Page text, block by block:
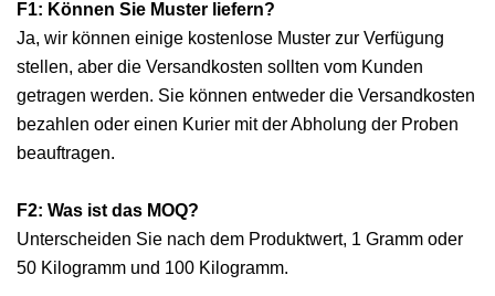
F1: Können Sie Muster liefern?
Ja, wir können einige kostenlose Muster zur Verfügung
stellen, aber die Versandkosten sollten vom Kunden
getragen werden. Sie können entweder die Versandkosten
bezahlen oder einen Kurier mit der Abholung der Proben
beauftragen.
F2: Was ist das MOQ?
Unterscheiden Sie nach dem Produktwert, 1 Gramm oder
50 Kilogramm und 100 Kilogramm.